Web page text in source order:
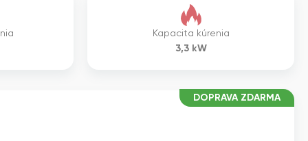
Kapacita kúrenia
3,3kW
DOPRAVA ZDARMA